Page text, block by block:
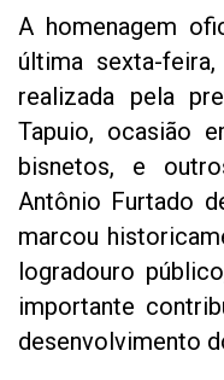
A homenagem
última sexta-
realizada pela
Tapuio, ocasião
bisnetos, e
Antônio Furtado
marcou
logradouro
importante
desenvolvimento